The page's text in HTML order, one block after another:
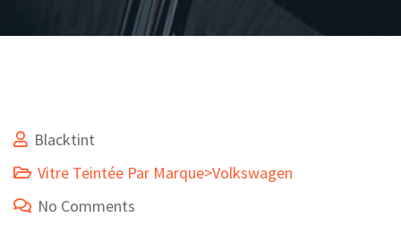
Blacktint
Vitre Teintée Par Marque>Volkswagen
No Comments